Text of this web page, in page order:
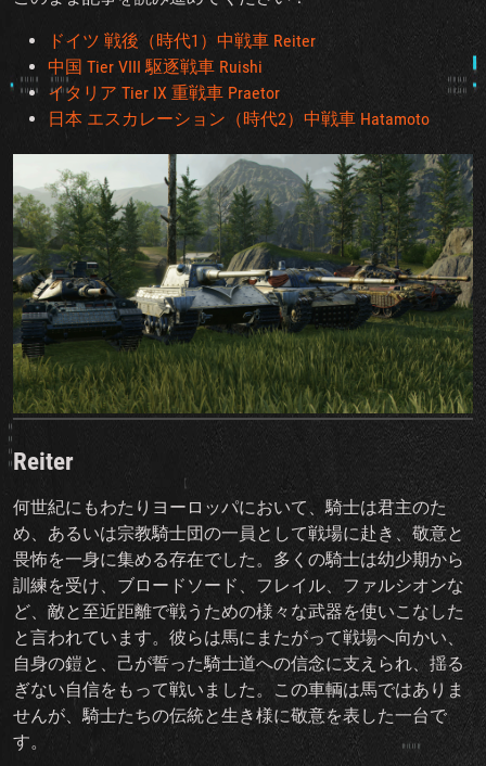
ドイツ 戦後（時代1）中戦車 Reiter
中国 Tier VIII 駆逐戦車 Ruishi
イタリア Tier IX 重戦車 Praetor
日本 エスカレーション（時代2）中戦車 Hatamoto
Reiter
何世紀にもわたりヨーロッパにおいて、騎士は君主のた
め、あるいは宗教騎士団の一員として戦場に赴き、敬意と
畏怖を一身に集める存在でした。多くの騎士は幼少期から
訓練を受け、ブロードソード、フレイル、ファルシオンな
ど、敵と至近距離で戦うための様々な武器を使いこなした
と言われています。彼らは馬にまたがって戦場へ向かい、
自身の鎧と、己が誓った騎士道への信念に支えられ、揺る
ぎない自信をもって戦いました。この車輌は馬ではありま
せんが、騎士たちの伝統と生き様に敬意を表した一台で
す。